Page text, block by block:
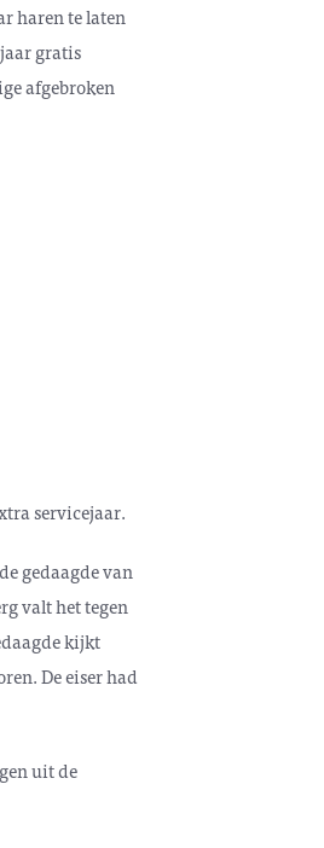
haren te laten
gratis
afgebroken
servicejaar.
gedaagde van
valt het tegen
kijkt
De eiser had
uit de